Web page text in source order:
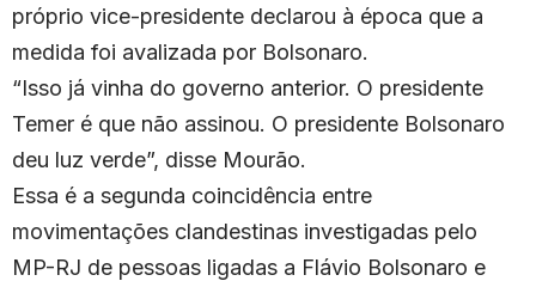
próprio vice-presidente declarou à época que a
medida foi avalizada por Bolsonaro.
“Isso já vinha do governo anterior. O presidente
Temer é que não assinou. O presidente Bolsonaro
deu luz verde”, disse Mourão.
Essa é a segunda coincidência entre
movimentações clandestinas investigadas pelo
MP-RJ de pessoas ligadas a Flávio Bolsonaro e